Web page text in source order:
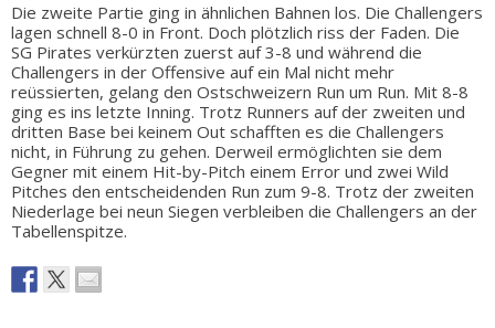
Die zweite Partie ging in ähnlichen Bahnen los. Die Challengers
lagen schnell 8-0 in Front. Doch plötzlich riss der Faden. Die
SG Pirates verkürzten zuerst auf 3-8 und während die
Challengers in der Offensive auf ein Mal nicht mehr
reüssierten, gelang den Ostschweizern Run um Run. Mit 8-8
ging es ins letzte Inning. Trotz Runners auf der zweiten und
dritten Base bei keinem Out schafften es die Challengers
nicht, in Führung zu gehen. Derweil ermöglichten sie dem
Gegner mit einem Hit-by-Pitch einem Error und zwei Wild
Pitches den entscheidenden Run zum 9-8. Trotz der zweiten
Niederlage bei neun Siegen verbleiben die Challengers an der
Tabellenspitze.